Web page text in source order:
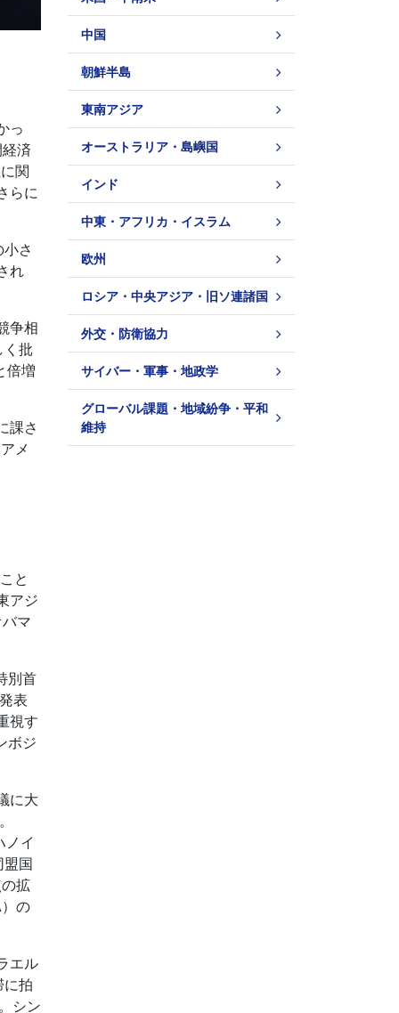
っ
済
関
らに
さ
れ
争相
く批
倍増
課さ
メ
と
アジ
マ
別首
表
視す
ボジ
に大
ノイ
盟国
拡
の
エル
に拍
シン
中国
朝鮮半島
東南アジア
オーストラリア・島嶼国
インド
中東・アフリカ・イスラム
欧州
ロシア・中央アジア・旧ソ連諸国
外交・防衛協力
サイバー・軍事・地政学
グローバル課題・地域紛争・平和
維持